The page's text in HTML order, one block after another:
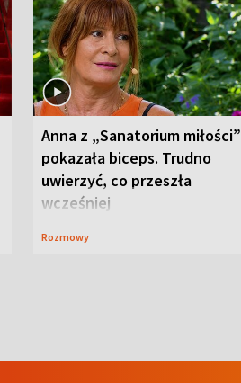
Anna z „Sanatorium miłości”
pokazała biceps. Trudno
uwierzyć, co przeszła
wcześniej
Rozmowy